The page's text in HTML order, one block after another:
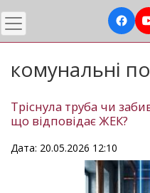
комунальні
Тріснула труба чи
що відповідає ЖЕК?
Дата: 20.05.2026 12:10